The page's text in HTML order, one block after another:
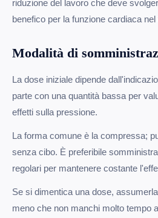
riduzione del lavoro che deve
benefico per la funzione cardiaca nel
Modalità di
La dose iniziale dipende
parte con una quantità bassa per
effetti sulla pressione.
La forma comune è la compressa;
senza cibo. È preferibile
regolari per mantenere costante
Se si dimentica una dose,
meno che non manchi molto tempo